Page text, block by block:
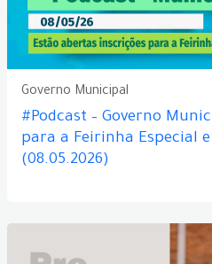
Governo Municipal
#Podcast – Governo
para a Feirinha Especial e
(08.05.2026)